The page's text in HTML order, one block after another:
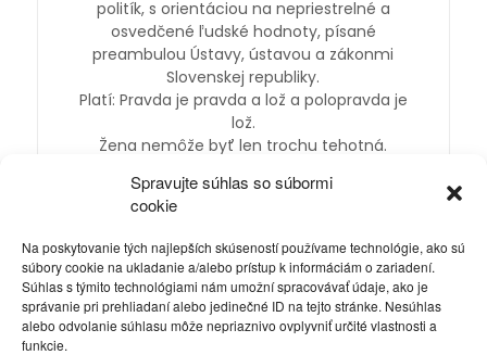
Spravujte súhlas so súbormi
cookie
Na poskytovanie tých najlepších skúseností používame technológie, ako sú
súbory cookie na ukladanie a/alebo prístup k informáciám o zariadení.
Súhlas s týmito technológiami nám umožní spracovávať údaje, ako je
správanie pri prehliadaní alebo jedinečné ID na tejto stránke. Nesúhlas
alebo odvolanie súhlasu môže nepriaznivo ovplyvniť určité vlastnosti a
funkcie.
politík, s orientáciou na nepriestrelné a
osvedčené ľudské hodnoty, písané
preambulou Ústavy, ústavou a zákonmi
Slovenskej republiky.
Platí: Pravda je pravda a lož a polopravda je
lož.
Žena nemôže byť len trochu tehotná.
prezentujem vo svojich „politikách“ je
ideológia a politika pravdy a zdravého